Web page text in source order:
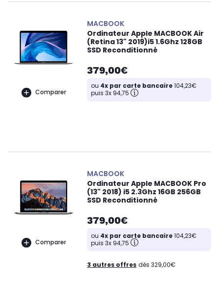
Comparer
MACBOOK
Ordinateur Apple MACBOOK Air
(Retina 13" 2019)i5 1.6Ghz 128GB
SSD Reconditionné
379,00€
ou 4x par carte bancaire104,23€
puis 3x 94,75
Comparer
MACBOOK
Ordinateur Apple MACBOOK Pro
(13" 2018) i5 2.3Ghz 16GB 256GB
SSD Reconditionné
379,00€
ou 4x par carte bancaire104,23€
puis 3x 94,75
3 autres offres dès 329,00€